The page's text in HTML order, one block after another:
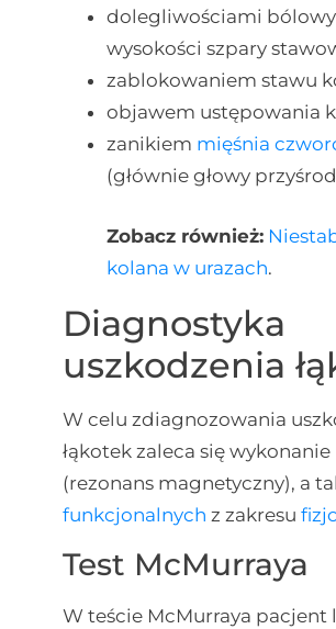
dolegliwościami
wysokości szpary
zablokowaniem stawu
objawem ustępowania
zanikiem mięśnia
(głównie głowy
Zobacz również:
kolana w urazach.
Diagnostyka
uszkodzenia
W celu zdiagnozowania
łąkotek zaleca się wykonanie
(rezonans magnetyczny), a
funkcjonalnych z zakresu
Test McMurraya
W teście McMurraya pacjent